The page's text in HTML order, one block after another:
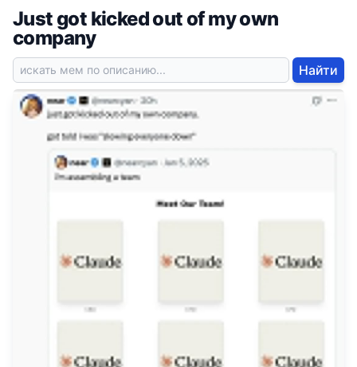
Just got kicked out of my own
company
Найти